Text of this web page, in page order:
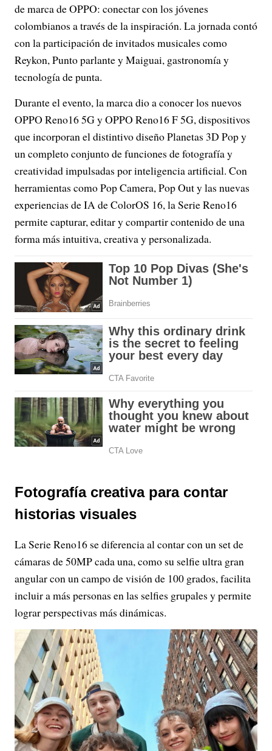
de marca de OPPO: conectar con los jóvenes
colombianos a través de la inspiración. La jornada contó
con la participación de invitados musicales como
Reykon, Punto parlante y Maiguai, gastronomía y
tecnología de punta.
Durante el evento, la marca dio a conocer los nuevos
OPPO Reno16 5G y OPPO Reno16 F 5G, dispositivos
que incorporan el distintivo diseño Planetas 3D Pop y
un completo conjunto de funciones de fotografía y
creatividad impulsadas por inteligencia artificial. Con
herramientas como Pop Camera, Pop Out y las nuevas
experiencias de IA de ColorOS 16, la Serie Reno16
permite capturar, editar y compartir contenido de una
forma más intuitiva, creativa y personalizada.
Fotografía creativa para contar
historias visuales
La Serie Reno16 se diferencia al contar con un set de
cámaras de 50MP cada una, como su selfie ultra gran
angular con un campo de visión de 100 grados, facilita
incluir a más personas en las selfies grupales y permite
lograr perspectivas más dinámicas.